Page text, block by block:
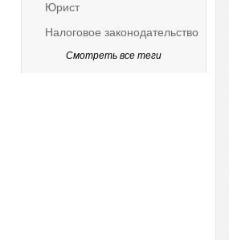
Юрист
Налоговое законодательство
Смотреть все теги